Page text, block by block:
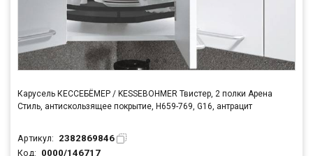
Карусель КЕССЕБЁМЕР / KESSEBOHMER Твистер, 2 полки Арена
Стиль, антискользящее покрытие, H659-769, G16, антрацит
Артикул: 2382869846
Код: 0000/146717